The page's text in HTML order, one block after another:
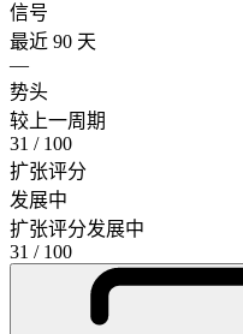
信号
最近 90 天
—
势头
较上一周期
31 / 100
扩张评分
发展中
扩张评分发展中
31 / 100